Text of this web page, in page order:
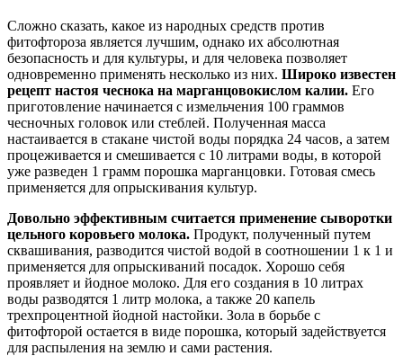
Сложно сказать, какое из народных средств против
фитофтороза является лучшим, однако их абсолютная
безопасность и для культуры, и для человека позволяет
одновременно применять несколько из них. Широко известен
рецепт настоя чеснока на марганцовокислом калии. Его
приготовление начинается с измельчения 100 граммов
чесночных головок или стеблей. Полученная масса
настаивается в стакане чистой воды порядка 24 часов, а затем
процеживается и смешивается с 10 литрами воды, в которой
уже разведен 1 грамм порошка марганцовки. Готовая смесь
применяется для опрыскивания культур.
Довольно эффективным считается применение сыворотки
цельного коровьего молока. Продукт, полученный путем
сквашивания, разводится чистой водой в соотношении 1 к 1 и
применяется для опрыскиваний посадок. Хорошо себя
проявляет и йодное молоко. Для его создания в 10 литрах
воды разводятся 1 литр молока, а также 20 капель
трехпроцентной йодной настойки. Зола в борьбе с
фитофторой остается в виде порошка, который задействуется
для распыления на землю и сами растения.